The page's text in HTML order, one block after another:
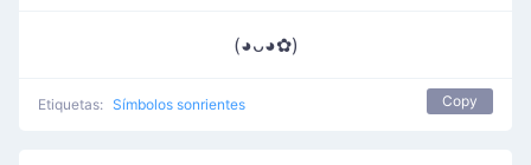
(◕ᴗ◕✿)
Etiquetas: Símbolos sonrientes Copy